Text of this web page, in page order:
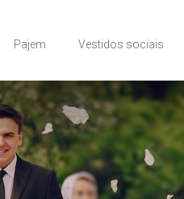
Pajem Vestidos sociais